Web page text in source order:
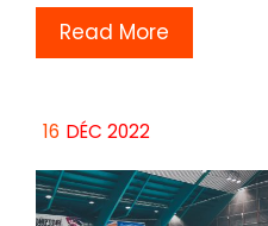
Read More
16 DÉC 2022